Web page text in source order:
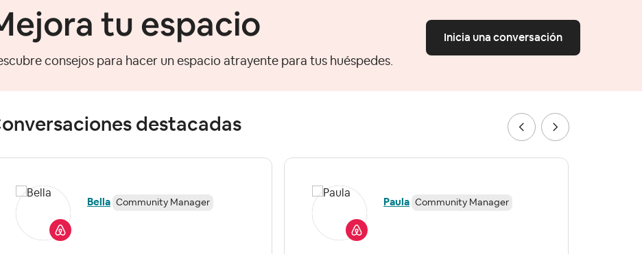
tu espacio
consejos para hacer un espacio atrayente para tus huéspedes.
Inicia una conversación
destacadas
Bella Community Manager Paula Community Manager